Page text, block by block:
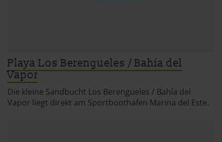
Playa Los Berengueles / Bahía del
Vapor
Die kleine Sandbucht Los Berengueles / Bahía del
Vapor liegt direkt am Sportboothafen Marina del Este.